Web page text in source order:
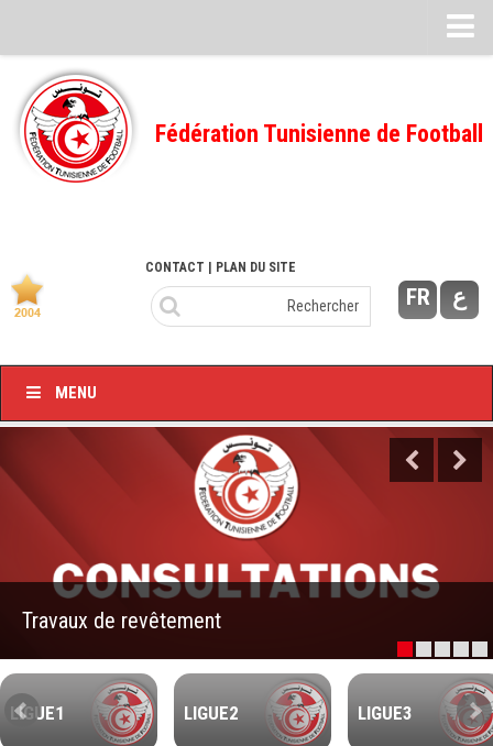
Feuille de match
FMI – 2022/2023
Ligue I – 2022/2023
Ligue I – 2020/2021
Ligue I – 2019/2020
Feuilles de match 2018/2019
Feuille de match 2017/2018
–Ligue I–
–Ligue II–
Feuille de match 2016/2017
-Ligue I-
-Ligue II-
Fédération Tunisienne de Football
FR ع
CONTACT | PLAN DU SITE
MENU
Travaux de revêtement
LIGUE1 LIGUE2 LIGUE3